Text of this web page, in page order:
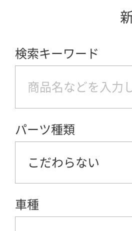
検索キーワード
パーツ種類
こだわらない
車種